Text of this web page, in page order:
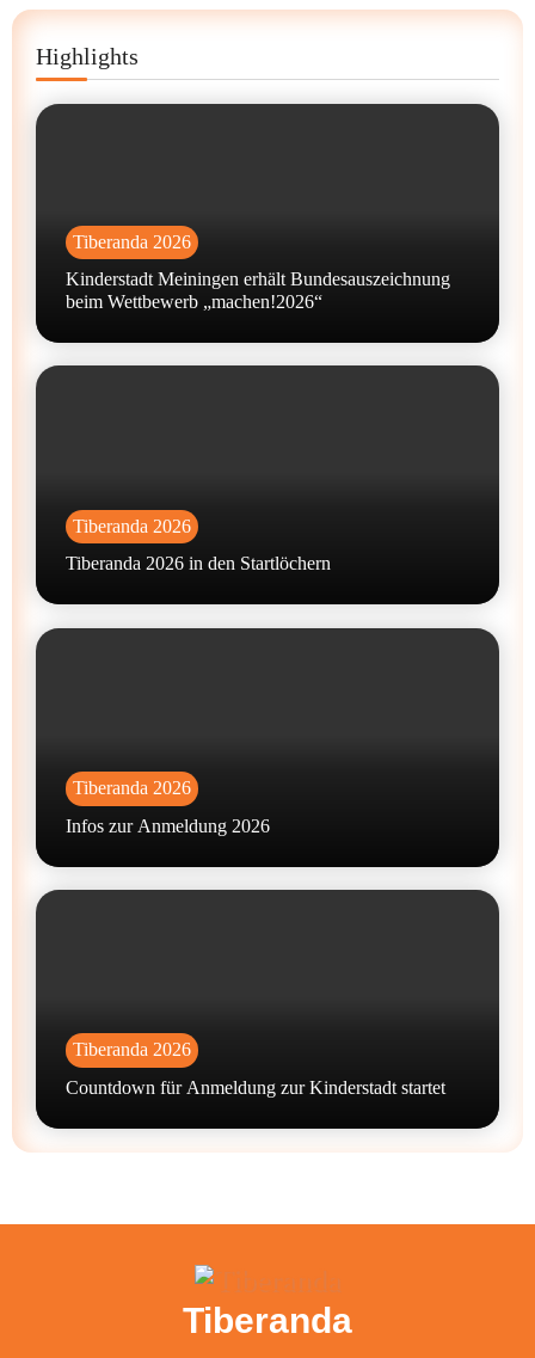
Highlights
Tiberanda 2026
Kinderstadt Meiningen erhält Bundesauszeichnung
beim Wettbewerb „machen!2026“
Tiberanda 2026
Tiberanda 2026 in den Startlöchern
Tiberanda 2026
Infos zur Anmeldung 2026
Tiberanda 2026
Countdown für Anmeldung zur Kinderstadt startet
Tiberanda